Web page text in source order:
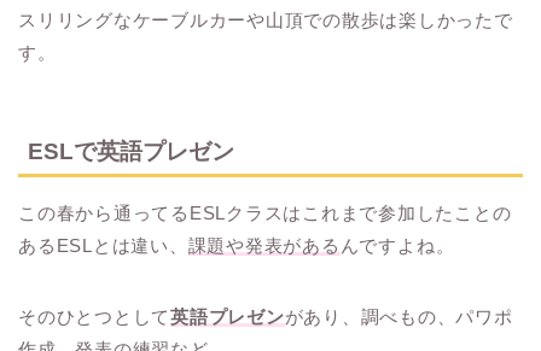
スリリングなケーブルカーや山頂での散歩は楽しかったで
す。
ESLで英語プレゼン
この春から通ってるESLクラスはこれまで参加したことの
あるESLとは違い、 課題や発表がある んですよね。
そのひとつとして英語プレゼンがあり、調べもの、パワポ